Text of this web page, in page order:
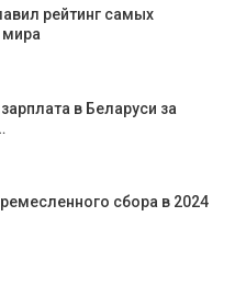
рейтинг самых
мира
в Беларуси за
сбора в 2024